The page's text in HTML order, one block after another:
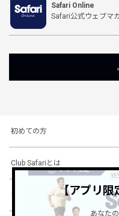
Safari Online
Safari公式ウェブマ
初めての方
Club Safariとは
ショッピングガイド【アプリ限
あなた